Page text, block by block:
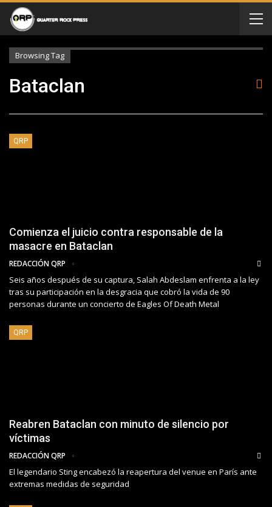
Browsing Tag
Bataclan
QRP
Comienza el juicio contra responsable de la
masacre en Bataclan
REDACCIÓN QRP
Seis años después de su captura, Salah Abdeslam enfrenta a la ley
tras su participación en la desgracia que cobró la vida de 90
personas durante un concierto de Eagles Of Death Metal
QRP
Reabren Bataclan con minuto de silencio por
víctimas
REDACCIÓN QRP
El legendario Sting encabezó la reapertura del venue en París ante
extremas medidas de seguridad